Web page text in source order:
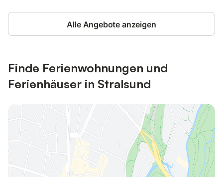
Alle Angebote anzeigen
Finde Ferienwohnungen und
Ferienhäuser in Stralsund